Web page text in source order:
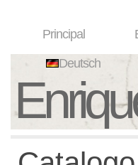
Principal
Deutsch